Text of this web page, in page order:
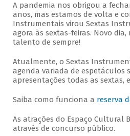
A pandemia nos obrigou a
anos, mas estamos de volta e
Instrumentais virou Sextas
agora às sextas-feiras. Novo
talento de sempre!
Atualmente, o Sextas
agenda variada de espetáculos
apresentações todas as sextas,
Saiba como funciona a reserva
As atrações do Espaço Cultural
através de concurso público.